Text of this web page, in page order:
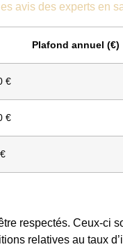
avis des experts en
Plafond annuel (€)
€
€
respectés. Ceux-ci
relatives au taux